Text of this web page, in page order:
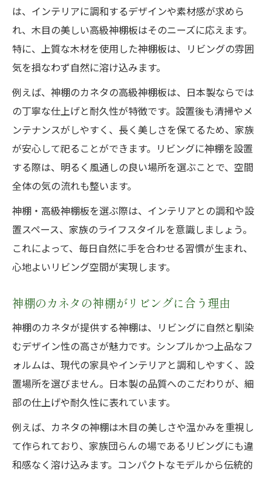
は、インテリアに調和するデザインや素材感が求めら
れ、木目の美しい高級神棚板はそのニーズに応えます。
特に、上質な木材を使用した神棚板は、リビングの雰囲
気を損なわず自然に溶け込みます。
例えば、神棚のカネタの高級神棚板は、日本製ならでは
の丁寧な仕上げと耐久性が特徴です。設置後も清掃やメ
ンテナンスがしやすく、長く美しさを保てるため、家族
が安心して祀ることができます。リビングに神棚を設置
する際は、明るく風通しの良い場所を選ぶことで、空間
全体の気の流れも整います。
神棚・高級神棚板を選ぶ際は、インテリアとの調和や設
置スペース、家族のライフスタイルを意識しましょう。
これによって、毎日自然に手を合わせる習慣が生まれ、
心地よいリビング空間が実現します。
神棚のカネタの神棚がリビングに合う理由
神棚のカネタが提供する神棚は、リビングに自然と馴染
むデザイン性の高さが魅力です。シンプルかつ上品なフ
ォルムは、現代の家具やインテリアと調和しやすく、設
置場所を選びません。日本製の品質へのこだわりが、細
部の仕上げや耐久性に表れています。
例えば、カネタの神棚は木目の美しさや温かみを重視し
て作られており、家族団らんの場であるリビングにも違
和感なく溶け込みます。コンパクトなモデルから伝統的